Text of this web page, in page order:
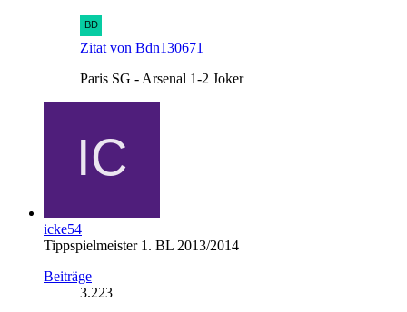
Zitat von Bdn130671
Paris SG - Arsenal 1-2 Joker
icke54
Tippspielmeister 1. BL 2013/2014
Beiträge
3.223